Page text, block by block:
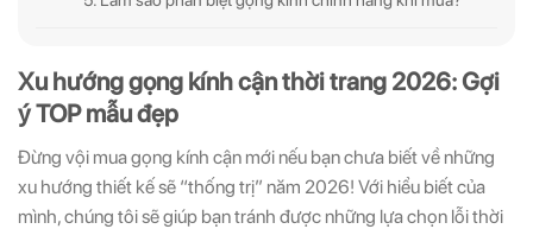
Xu hướng gọng kính cận thời trang 2026: Gợi
ý TOP mẫu đẹp
Đừng vội mua gọng kính cận mới nếu bạn chưa biết về những
xu hướng thiết kế sẽ “thống trị” năm 2026! Với hiểu biết của
mình, chúng tôi sẽ giúp bạn tránh được những lựa chọn lỗi thời